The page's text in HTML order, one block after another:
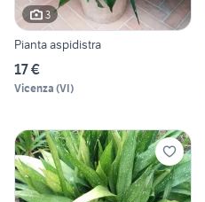
3
Pianta aspidistra
17 €
Vicenza (VI)